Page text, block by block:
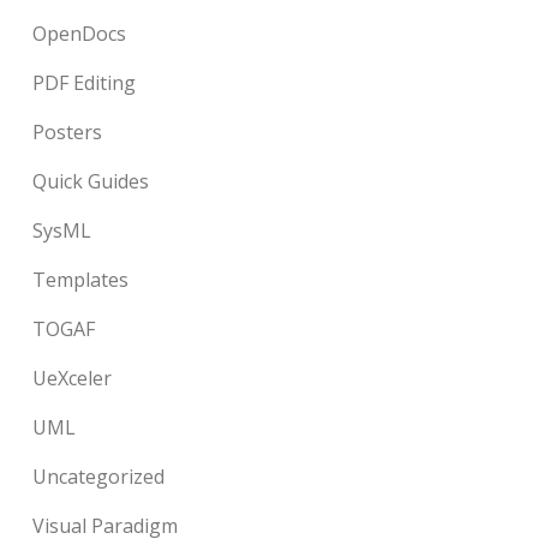
OpenDocs
PDF Editing
Posters
Quick Guides
SysML
Templates
TOGAF
UeXceler
UML
Uncategorized
Visual Paradigm